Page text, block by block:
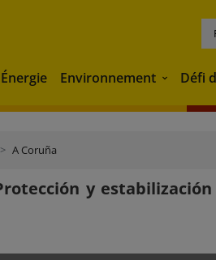
Énergie Environnement Défi
A Coruña
y